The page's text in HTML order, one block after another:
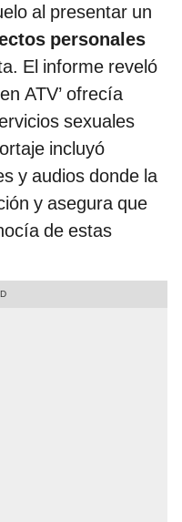
al presentar un
personales
El informe reveló
ATV’ ofrecía
sexuales
incluyó
y audios donde la
y asegura que
de estas